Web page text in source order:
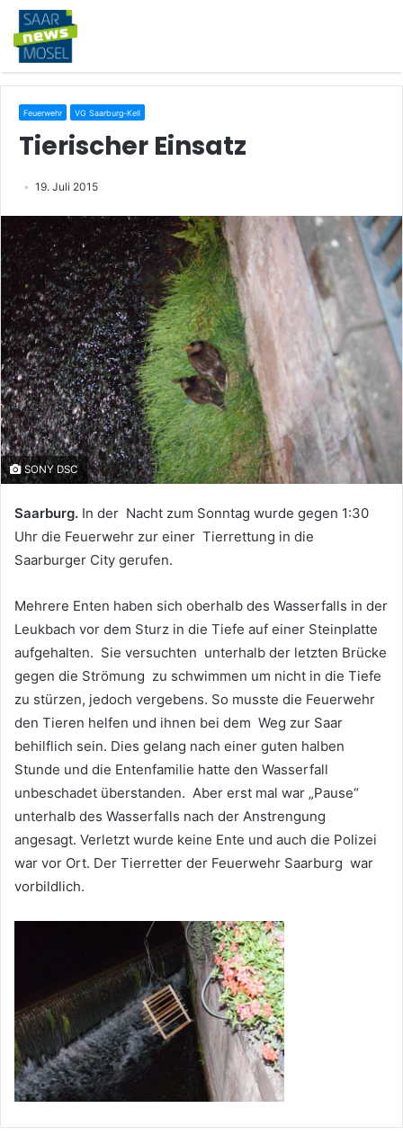
Feuerwehr VG Saarburg-Kell
Tierischer Einsatz
19. Juli 2015
SONY DSC
Saarburg. In der Nacht zum Sonntag wurde gegen 1:30
Uhr die Feuerwehr zur einer Tierrettung in die
Saarburger City gerufen.
Mehrere Enten haben sich oberhalb des Wasserfalls in der
Leukbach vor dem Sturz in die Tiefe auf einer Steinplatte
aufgehalten. Sie versuchten unterhalb der letzten Brücke
gegen die Strömung zu schwimmen um nicht in die Tiefe
zu stürzen, jedoch vergebens. So musste die Feuerwehr
den Tieren helfen und ihnen bei dem Weg zur Saar
behilflich sein. Dies gelang nach einer guten halben
Stunde und die Entenfamilie hatte den Wasserfall
unbeschadet überstanden. Aber erst mal war „Pause“
unterhalb des Wasserfalls nach der Anstrengung
angesagt. Verletzt wurde keine Ente und auch die Polizei
war vor Ort. Der Tierretter der Feuerwehr Saarburg war
vorbildlich.